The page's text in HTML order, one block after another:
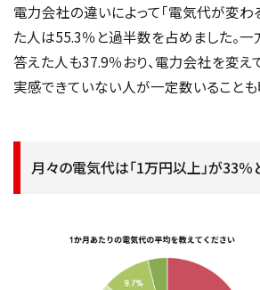
電力会社の違いによって「電気代が変わ
た人は55.3％と過半数を占めました。一
答えた人も37.9％おり、電力会社を変
実感できていない人が一定数いることも
月々の電気代は「1万円以上」が33％